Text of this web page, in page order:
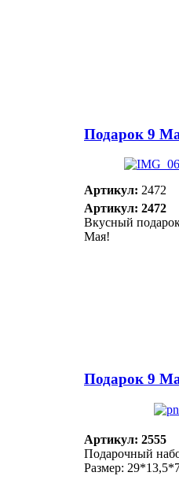
Подарок 9
Артикул: 2472
Артикул: 2472
Вкусный
Мая!
Подарок 9
Артикул: 2555
Подарочный
Размер: